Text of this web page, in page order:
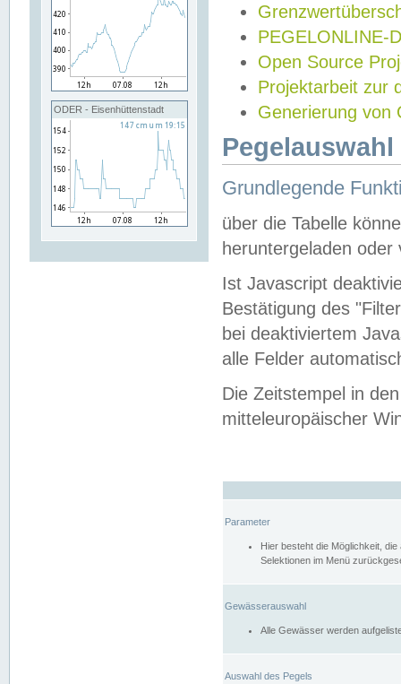
ODER - Eisenhüttenstadt
PEGELONLINE-
Open Source
Projektarbeit zur
Generierung von
Grundlegende
über die Tabelle
heruntergeladen oder
Ist Javascript
Bestätigung des
bei deaktiviertem
alle Felder
Die Zeitstempel in
mitteleuropäischer
Parameter
Hier besteht die Möglichkeit,
Selektionen im Menü
Gewässerauswahl
Alle Gewässer werden
Auswahl des Pegels